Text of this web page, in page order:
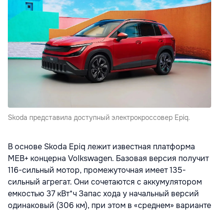
Skoda представила доступный электрокроссовер Epiq.
В основе Skoda Epiq лежит известная платформа
MEB+ концерна Volkswagen. Базовая версия получит
116-сильный мотор, промежуточная имеет 135-
сильный агрегат. Они сочетаются с аккумулятором
емкостью 37 кВт*ч Запас хода у начальный версий
одинаковый (306 км), при этом в «среднем» варианте